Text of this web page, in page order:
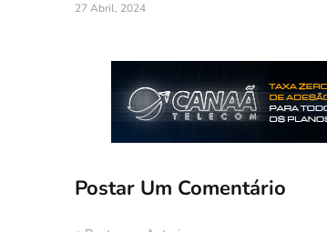
27 Abril, 2024
Postar Um Comentário